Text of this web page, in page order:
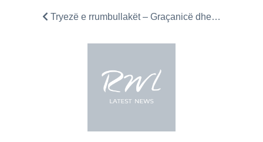
Tryezë e rrumbullakët – Graçanicë dhe…